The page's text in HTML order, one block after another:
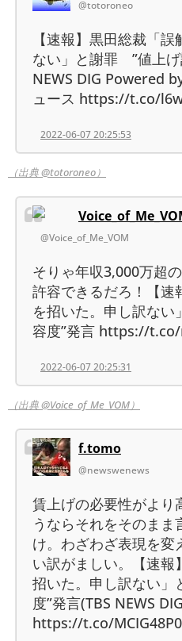
@totoroneo
【速報】黒田総裁「
ない」と謝罪 ”値上げ
NEWS DIG Powered
ュース https://t.co/
2022-06-07 20:25:53
（出典 @totoroneo）
@Voice_of_Me_VOM
そりゃ年収3,000万超
許容できるだろ！【速
を招いた。申し訳な
容度”発言 https://
2022-06-07 20:25:31
（出典 @Voice_of_Me_VOM）
f.tomo
@newswenews
賃上げの必要性がより
うならそれをそのまま
け。わざわざ表現を変
い訳がましい。【速報
招いた。申し訳ない
度”発言(TBS NEWS
https://t.co/